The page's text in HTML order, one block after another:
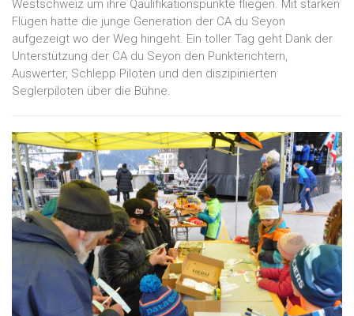
Westschweiz um ihre Qaulifikationspunkte fliegen. Mit starken
Flügen hatte die junge Generation der CA du Seyon
aufgezeigt wo der Weg hingeht. Ein toller Tag geht Dank der
Unterstützung der CA du Seyon den Punkterichtern,
Auswerter, Schlepp Piloten und den diszipinierten
Seglerpiloten über die Bühne.